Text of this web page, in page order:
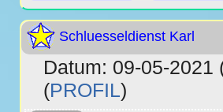
Schluesseldienst Karl
Datum: 09-05-
(PROFIL)